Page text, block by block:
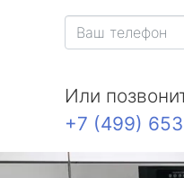
Или
+7 (499)